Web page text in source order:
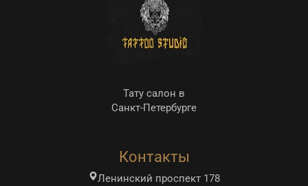
Тату салон в
Санкт-Петербурге
Контакты
Ленинский проспект 178